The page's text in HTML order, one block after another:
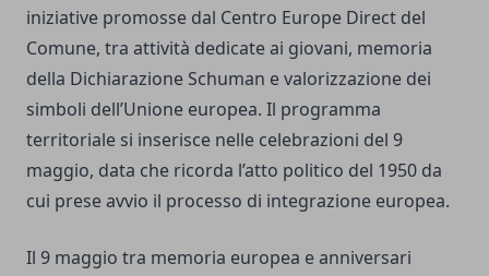
iniziative promosse dal Centro Europe Direct del
Comune, tra attività dedicate ai giovani, memoria
della Dichiarazione Schuman e valorizzazione dei
simboli dell’Unione europea. Il programma
territoriale si inserisce nelle celebrazioni del 9
maggio, data che ricorda l’atto politico del 1950 da
cui prese avvio il processo di integrazione europea.
Il 9 maggio tra memoria europea e anniversari